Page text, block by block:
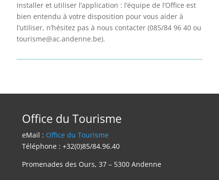
installer et utiliser l’application : l’équipe de l’Office est
bien entendu à votre disposition pour vous aider à
l’utiliser, n’hésitez pas à nous contacter (085/84 96 40 ou
tourisme@ac.andenne.be).
Office du Tourisme
eMail : Office du Tourisme
Téléphone : +32(0)85/84.96.40
Promenades des Ours, 37 – 5300 Andenne